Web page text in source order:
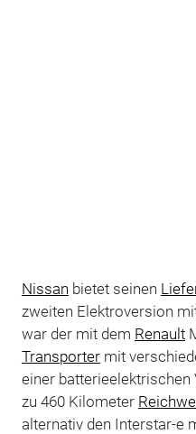
Nissan bietet seinen
zweiten Elektroversion
war der mit dem Renault
Transportermit
einer
zu 460 Kilometer
alternativ den Interstar-e